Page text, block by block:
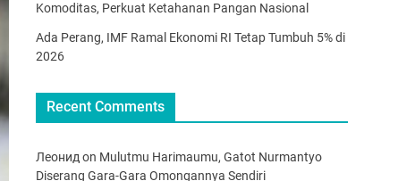
Komoditas, Perkuat Ketahanan Pangan Nasional
Ada Perang, IMF Ramal Ekonomi RI Tetap Tumbuh 5% di
2026
Recent Comments
Леонид on Mulutmu Harimaumu, Gatot Nurmantyo
Diserang Gara-Gara Omongannya Sendiri